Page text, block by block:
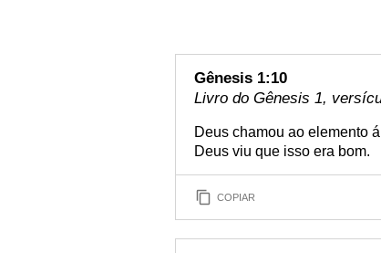
Gênesis 1:10
Livro do Gênesis 1,
Deus chamou ao elemento
Deus viu que isso era bom.
COPIAR